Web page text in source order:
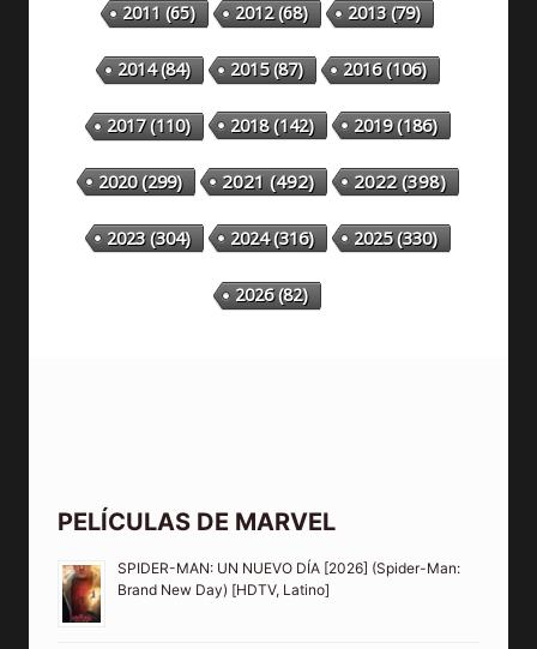
2011 (65) 2012(68) 2013(79)
2014(84) 2015(87) 2016(106)
2017(110) 2018(142) 2019(186)
2020(299) 2021(492) 2022(398)
2023(304) 2024(316) 2025(330)
2026(82)
PELÍCULAS DE MARVEL
SPIDER-MAN: UN NUEVO DÍA [2026] (Spider-Man:
Brand New Day) [HDTV, Latino]